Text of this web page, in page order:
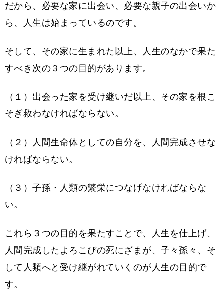
だから、必要な家に出会い、必要な親子の出会いか
ら、人生は始まっているのです。
そして、その家に生まれた以上、人生のなかで果た
すべき次の３つの目的があります。
（１）出会った家を受け継いだ以上、その家を根こ
そぎ救わなければならない。
（２）人間生命体としての自分を、人間完成させな
ければならない。
（３）子孫・人類の繁栄につなげなければならな
い。
これら３つの目的を果たすことで、人生を仕上げ、
人間完成したよろこびの死にざまが、子々孫々、そ
して人類へと受け継がれていくのが人生の目的で
す。